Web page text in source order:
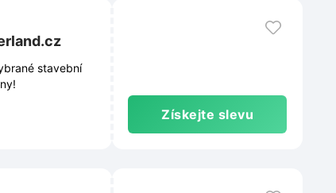
stavební
Získejte slevu